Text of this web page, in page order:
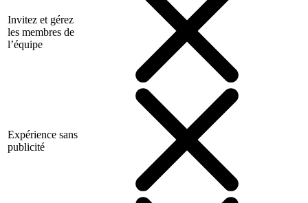
Invitez et gérez
les membres de
l’équipe
Expérience sans
publicité